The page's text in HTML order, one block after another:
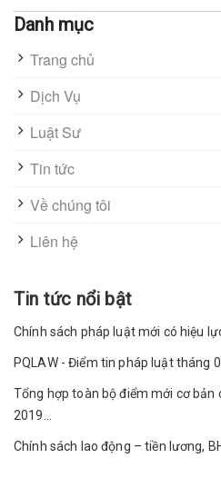
Danh mục
Trang chủ
Dịch Vụ
Luật Sư
Tin tức
Về chúng tôi
Liên hệ
Tin tức nổi bật
Chính sách pháp luật mới có hiệu
PQLAW - Điểm tin pháp luật tháng
Tổng hợp toàn bộ điểm mới cơ bản
2019...
Chính sách lao động – tiền lương,